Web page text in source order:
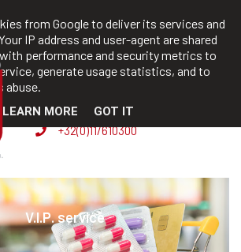
+32(0)11/610300
BVBA apotheek Patrick
Meysen
+32(0)11/610300
V.I.P. service
from Google to deliver its services and
IP address and user-agent are shared
performance and security metrics to
generate usage statistics, and to
abuse.
LEARN MORE GOT IT